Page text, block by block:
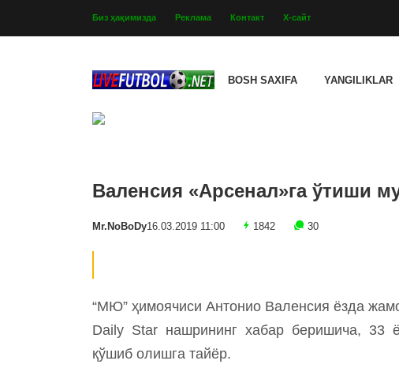
Биз ҳақимизда Реклама Контакт Х-сайт
BOSH SAXIFA YANGILIKLAR
Валенсия «Арсенал»га ўтиши
Mr.NoBoDy16.03.2019 11:00 1842 30
“МЮ” ҳимоячиси Антонио Валенсия ёзда
Daily Star нашрининг хабар беришича, 33
қўшиб олишга тайёр.